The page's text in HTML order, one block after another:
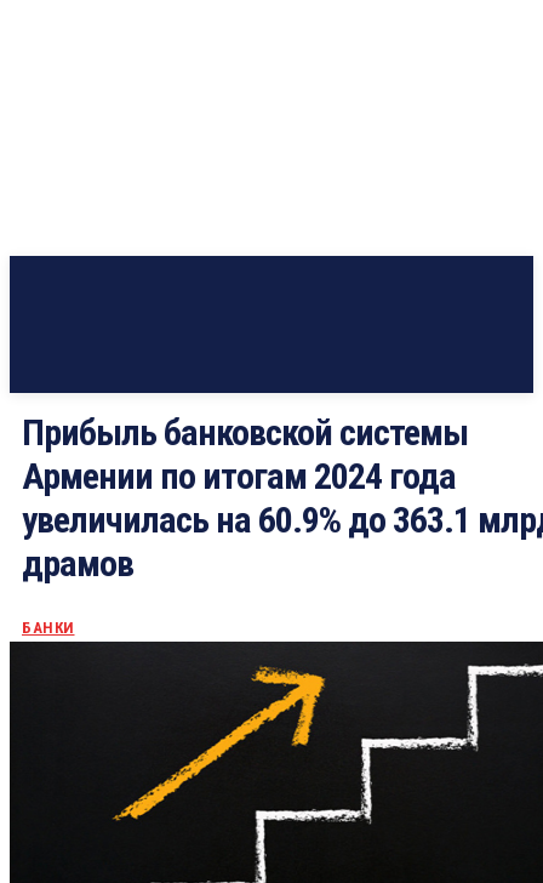
Прибыль банковской системы
Армении по итогам 2024 года
увеличилась на 60.9% до 363.1
драмов
БАНКИ